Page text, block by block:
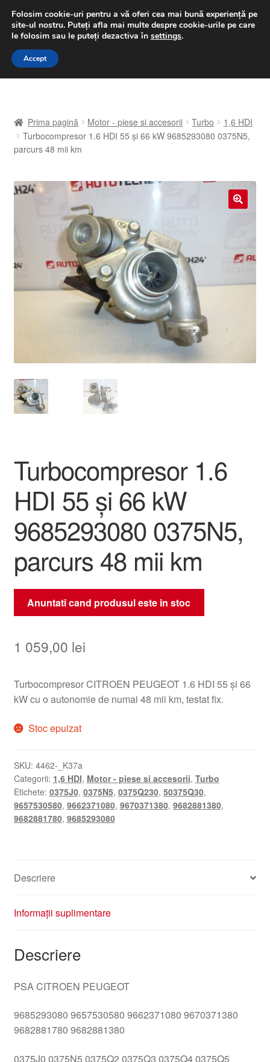
LIVRARE de la 33 lei
luni-vineri 9 a.m. - 4 p.m.031 229 6816
Sari
Sari
A lua legatura
Coș
Finalizare comandă
Livrare
Livrare în toată lumea
Plățile
Termeni si conditii
Prima pagină Motor - piese si accesorii Turbo
1,6 HDI
Turbocompresor 1.6 HDI 55 și 66 kW 9685293080 0375N5,
parcurs 48 mii km
Turbocompresor 1.6
HDI 55 și 66 kW
9685293080 0375N5,
parcurs 48 mii km
Anuntati cand produsul este in stoc
1 059,00 lei
Turbocompresor CITROEN PEUGEOT 1.6 HDI 55 și 66
kW cu o autonomie de numai 48 mii km, testat fix.
Stoc epuizat
SKU: 4462-_K37a
Categorii: 1,6 HDI, Motor - piese si accesorii, Turbo
Etichete: 0375J0, 0375N5, 0375Q230, 50375Q30,
9657530580, 9662371080, 9670371380, 9682881380,
9682881780, 9685293080
Descriere
Informații suplimentare
Descriere
PSA CITROEN PEUGEOT
9685293080 9657530580 9662371080 9670371380
9682881780 9682881380
0375J0 0375N5 0375Q2 0375Q3 0375Q4 0375Q5
Folosim cookie-uri pentru a vă oferi cea mai bună experiență pe
site-ul nostru. Puteți afla mai multe despre cookie-urile pe care
le folosim sau le puteți dezactiva în settings.
Accept